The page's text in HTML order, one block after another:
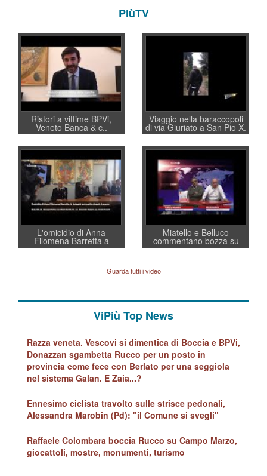
PiùTV
Ristori a vittime BPVi,
Veneto Banca & c.,
appello al sottosegretario
Alessio Villarosa: per
mettere ordine convochi
con Di Maio CNCU a
supporto della cabina di
regia al Mef
Viaggio nella baraccopoli
di via Giuriato a San Pio X.
Vicenza ai Vicentini:
“faremo un regalo di
Natale ai residenti”
L'omicidio di Anna
Filomena Barretta a
Marano, le indagini dei
marito Angelo Lavarra: più
avvincenti di quelle di...
Miatello e Belluco
commentano bozza su
ristori BPVi e Veneto
Guarda tutti i video
ViPiù Top News
Razza veneta. Vescovi si dimentica di Boccia e BPVi,
Donazzan sgambetta Rucco per un posto in
provincia come fece con Berlato per una seggiola
nel sistema Galan. E Zaia...?
Ennesimo ciclista travolto sulle strisce pedonali,
Alessandra Marobin (Pd): "il Comune si svegli"
Raffaele Colombara boccia Rucco su Campo Marzo,
giocattoli, mostre, monumenti, turismo